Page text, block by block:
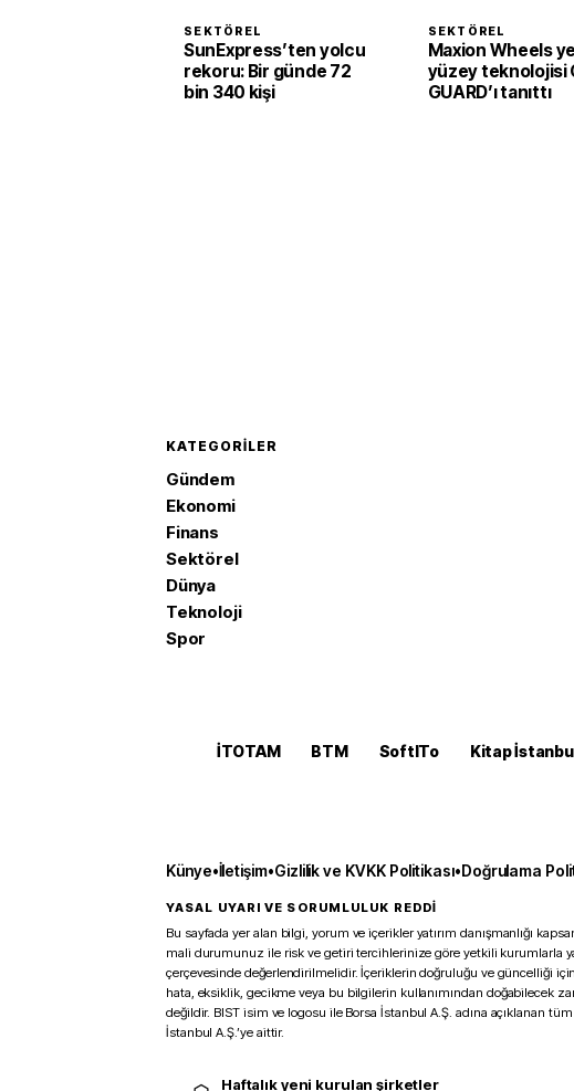
SEKTÖREL
SunExpress’ten yolcu
rekoru: Bir günde 72
bin 340 kişi
SEKTÖREL
Maxion Wheels
yüzey teknolojisi
GUARD’ı tanıttı
KATEGORILER
Gündem
Ekonomi
Finans
Sektörel
Dünya
Teknoloji
Spor
İTOTAM BTM SoftITo Kitap
Künye•İletişim•Gizlilik ve KVKK Politikası•Doğrulama
YASAL UYARI VE SORUMLULUK REDDİ
Bu sayfada yer alan bilgi, yorum ve içerikler yatırım danışmanlığı
mali durumunuz ile risk ve getiri tercihlerinize göre yetkili kurumlarla
çerçevesinde değerlendirilmelidir. İçeriklerin doğruluğu ve güncelliği
hata, eksiklik, gecikme veya bu bilgilerin kullanımından doğabilecek
değildir. BIST isim ve logosu ile Borsa İstanbul A.Ş. adına açıklanan
İstanbul A.Ş.’ye aittir.
Haftalık yeni kurulan şirketler